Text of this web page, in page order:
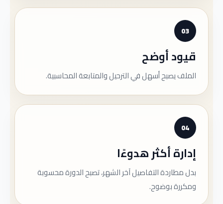
03
قيود أوضح
الملف يصبح أسهل في الترحيل والمتابعة المحاسبية.
04
إدارة أكثر هدوءًا
بدل مطاردة التفاصيل آخر الشهر، تصبح الدورة محسوبة
ومكررة بوضوح.